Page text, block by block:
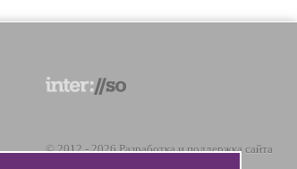
© 2012 - 2026 Разработка и поддержка сайта